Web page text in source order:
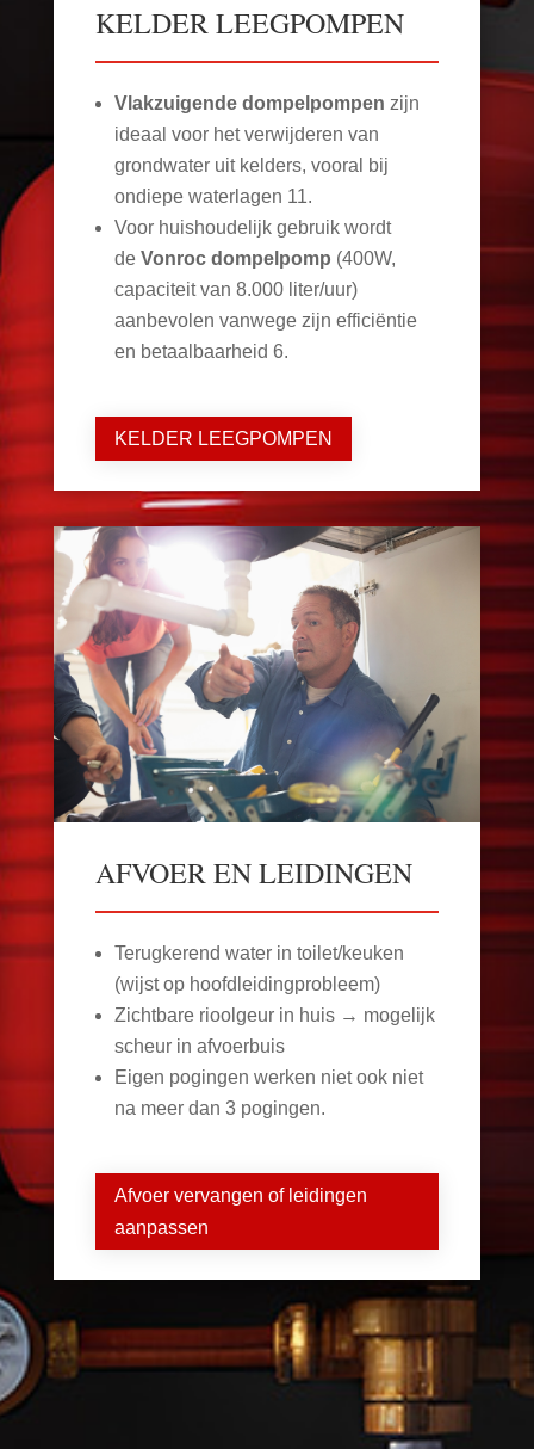
KELDER LEEGPOMPEN
Vlakzuigende dompelpompen zijn
ideaal voor het verwijderen van
grondwater uit kelders, vooral bij
ondiepe waterlagen 11.
Voor huishoudelijk gebruik wordt
de Vonroc dompelpomp (400W,
capaciteit van 8.000 liter/uur)
aanbevolen vanwege zijn efficiëntie
en betaalbaarheid 6.
KELDER LEEGPOMPEN
AFVOER EN LEIDINGEN
Terugkerend water in toilet/keuken
(wijst op hoofdleidingprobleem)
Zichtbare rioolgeur in huis → mogelijk
scheur in afvoerbuis
Eigen pogingen werken niet ook niet
na meer dan 3 pogingen.
Afvoer vervangen of leidingen
aanpassen